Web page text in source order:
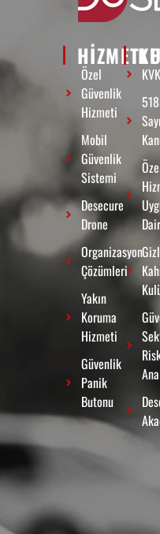
Özel
Güvenlik
Hizmeti
Mobil
Güvenlik
Sistemi
Desecure
Drone
Organizasyon
Çözümleri
Yakın
Koruma
Hizmeti
Güvenlik
Panik
Butonu